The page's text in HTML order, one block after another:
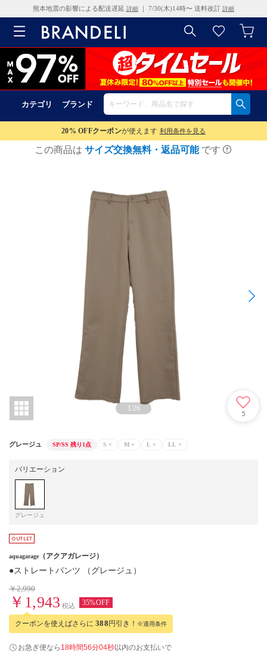
熊本地震の影響による配送遅延 詳細 ｜ 7/30(木)14時〜 送料改訂 詳細
カテゴリ ブランド
20% OFFクーポンが使えます 利用条件を見る
この商品は サイズ交換無料・返品可能 です
1/26
5
グレージュ SP/SS 残り1点 S × M × L × LL ×
バリエーション
グレージュ
aquagarage （アクアガレージ）
●ストレートパンツ （グレージュ）
￥2,990
￥1,943 税込 35%OFF
クーポンを使えばさらに 388円引き！ ※適用条件
お急ぎ便なら 18時間56分03秒以内のお支払いで